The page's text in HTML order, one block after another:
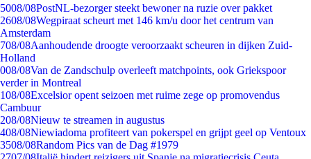
5008/08PostNL-bezorger steekt bewoner na ruzie over pakket
2608/08Wegpiraat scheurt met 146 km/u door het centrum van
Amsterdam
708/08Aanhoudende droogte veroorzaakt scheuren in dijken Zuid-
Holland
008/08Van de Zandschulp overleeft matchpoints, ook Griekspoor
verder in Montreal
108/08Excelsior opent seizoen met ruime zege op promovendus
Cambuur
208/08Nieuw te streamen in augustus
408/08Niewiadoma profiteert van pokerspel en grijpt geel op Ventoux
3508/08Random Pics van de Dag #1979